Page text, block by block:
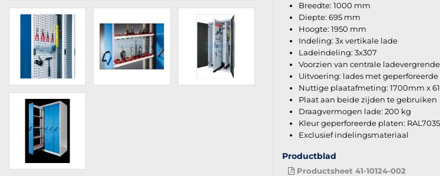
Breedte: 1000 mm
Diepte: 695 mm
Hoogte: 1950 mm
Indeling: 3x vertikale lade
Ladeindeling: 3x307
Voorzien van centrale
Uitvoering: lades met geperforeerde
Nuttige plaatafmeting: 1700mm x
Plaat aan beide zijden te gebruiken
Draagvermogen lade: 200 kg
Kleur geperforeerde platen:
Exclusief indelingsmateriaal
Productblad
Productsheet 41-10124-002